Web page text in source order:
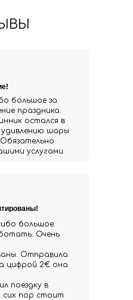
большое.
Очень
Отправила
цифрой 2€ она
поездку в
сих пор стоит
большое за
праздника.
остался в
шары
услугами